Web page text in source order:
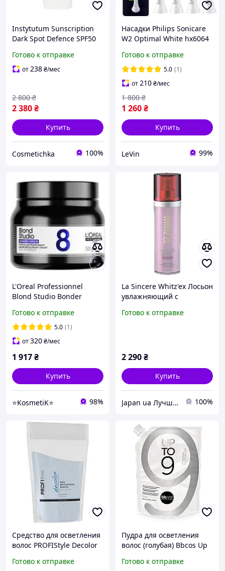
Instytutum Sunscription
Dark Spot Defence SPF50
в 1 для защиты и
осветления кожи
Готово к отправке
от238₴/мес
2 380₴
2 800 ₴
Купить
Cosmetichka 100%
Насадки Philips Sonicare
W2 Optimal White hx6064
эмали 4 шт насадка
зубная щетка филипс
Готово к отправке
5.0 (1)
от210₴/мес
1 260₴
1 800 ₴
Купить
LeVin 99%
L'Oreal Professionnel
Blond Studio Bonder
Balm Фиолетовый
бальзам для осветления
воло
Готово к отправке
5.0 (1)
от320₴/мес
1 917₴
Купить
⭐KosmetiK⭐ 98%
La Sincere Whitz'ex Лосьон
увлажняющий с
Moisture Lotion WX71
Готово к отправке
2 290₴
Купить
Japan ua Лучшее из Японии 100%
Средство для осветления
волос PROFIStyle Decolor
Готово к отправке
Пудра для осветления
волос (голубая) Bbcos Up
Готово к отправке